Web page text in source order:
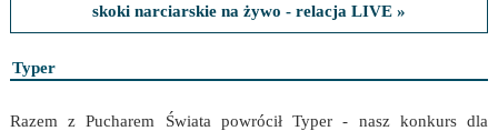
skoki narciarskie na żywo - relacja LIVE »
Typer
Razem z Pucharem Świata powrócił Typer - nasz konkurs dla